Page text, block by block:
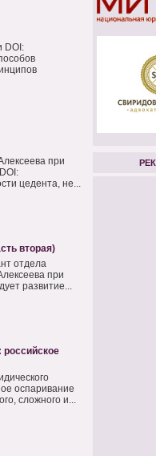
DOI:
при
цедента, не...
вторая)
отдела
при
развитие...
оспаривание
сложного и...